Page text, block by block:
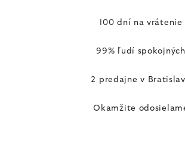
100 dní na vrátenie
99% ľudí spokojných
2 predajne v
Okamžite